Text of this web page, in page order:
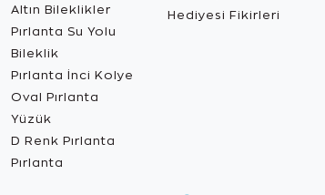
Altın Bileklikler
Pırlanta Su Yolu
Bileklik
Pırlanta İnci Kolye
Oval Pırlanta
Yüzük
D Renk Pırlanta
Pırlanta
Hediyesi Fikirleri